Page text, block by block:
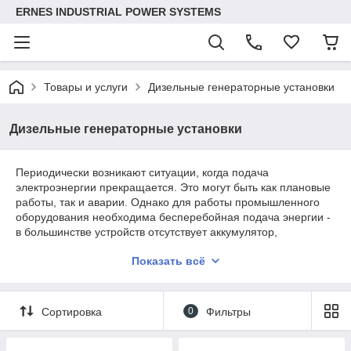
ERNES INDUSTRIAL POWER SYSTEMS
Товары и услуги Дизельные генераторные установки
Дизельные генераторные установки
Периодически возникают ситуации, когда подача
электроэнергии прекращается. Это могут быть как плановые
работы, так и аварии. Однако для работы промышленного
оборудования необходима бесперебойная подача энергии -
в большинстве устройств отсутствует аккумулятор,
подключения к сети. В итоге промышленное производство
- сорвутся. Для того, чтобы избежать подобных ситуаций,
потребуется дизель генераторная установка.
Описание дизель генераторной
Показать всё
Сортировка 0 Фильтры